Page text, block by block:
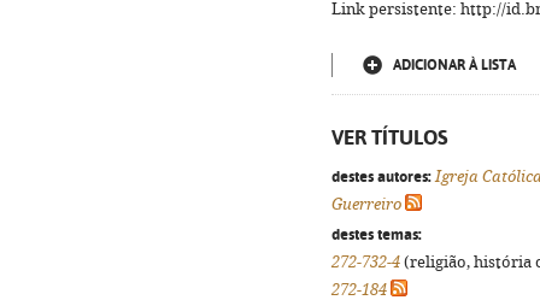
Link persistente: http://
ADICIONAR À LISTA
VER TÍTULOS
destes autores: Igreja
Guerreiro
destes temas:
272-732-4 (religião, história
272-184